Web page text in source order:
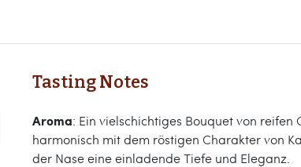
Tasting Notes
Aroma: Ein vielschichtiges Bouquet von
harmonisch mit dem röstigen Charakter von
der Nase eine einladende Tiefe und Eleganz.